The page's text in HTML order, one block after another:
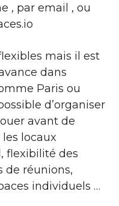
, par email , ou
mais il est
dans
Paris ou
d’organiser
avant de
locaux
flexibilité des
de réunions,
individuels …